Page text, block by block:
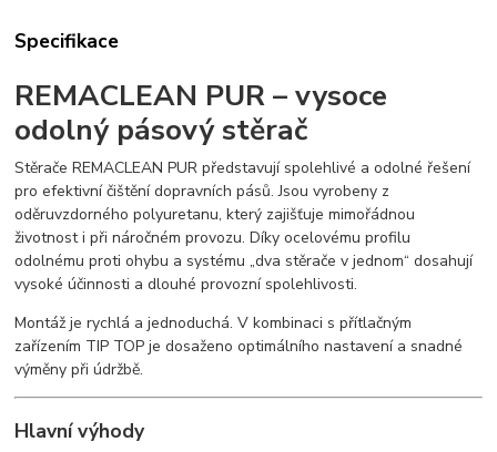
Specifikace
REMACLEAN PUR – vysoce
odolný pásový stěrač
Stěrače REMACLEAN PUR představují spolehlivé a odolné řešení
pro efektivní čištění dopravních pásů. Jsou vyrobeny z
oděruvzdorného polyuretanu, který zajišťuje mimořádnou
životnost i při náročném provozu. Díky ocelovému profilu
odolnému proti ohybu a systému „dva stěrače v jednom“ dosahují
vysoké účinnosti a dlouhé provozní spolehlivosti.
Montáž je rychlá a jednoduchá. V kombinaci s přítlačným
zařízením TIP TOP je dosaženo optimálního nastavení a snadné
výměny při údržbě.
Hlavní výhody